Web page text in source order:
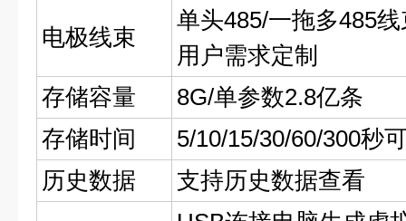
电极线束
单头485/一拖多485
用户需求定制
存储容量
8G/单参数2.8亿条
存储时间
5/10/15/30/60/300秒
历史数据
支持历史数据查看